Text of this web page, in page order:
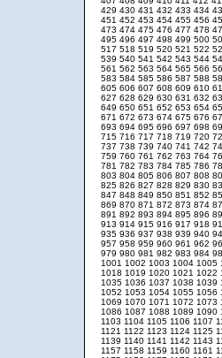
429 430 431 432 433 434
451 452 453 454 455 456
473 474 475 476 477 478
495 496 497 498 499 500
517 518 519 520 521 522
539 540 541 542 543 544
561 562 563 564 565 566
583 584 585 586 587 588
605 606 607 608 609 610
627 628 629 630 631 632
649 650 651 652 653 654
671 672 673 674 675 676
693 694 695 696 697 698
715 716 717 718 719 720
737 738 739 740 741 742
759 760 761 762 763 764
781 782 783 784 785 786
803 804 805 806 807 808
825 826 827 828 829 830
847 848 849 850 851 852
869 870 871 872 873 874
891 892 893 894 895 896
913 914 915 916 917 918
935 936 937 938 939 940
957 958 959 960 961 962
979 980 981 982 983 984
1001 1002 1003 1004 1005
1018 1019 1020 1021 1022
1035 1036 1037 1038 1039
1052 1053 1054 1055 1056
1069 1070 1071 1072 1073
1086 1087 1088 1089 1090
1103 1104 1105 1106 1107
1121 1122 1123 1124 1125
1139 1140 1141 1142 1143
1157 1158 1159 1160 1161